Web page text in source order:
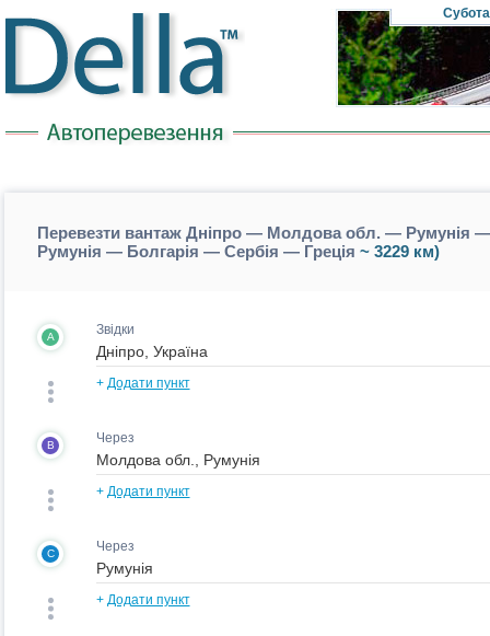
Субота
Перевезти вантаж Дніпро — Молдова обл. — Румунія
Румунія — Болгарія — Сербія — Греція ~ 3229 км)
A Звідки
+ Додати пункт
B Через
+ Додати пункт
C Через
+ Додати пункт